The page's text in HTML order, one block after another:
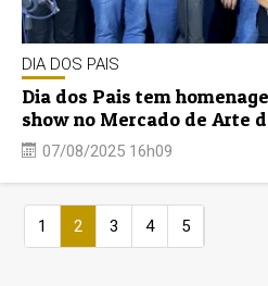
DIA DOS PAIS
Dia dos Pais tem
show no Mercado de Arte
07/08/2025 16h09
1 2 3 4 5